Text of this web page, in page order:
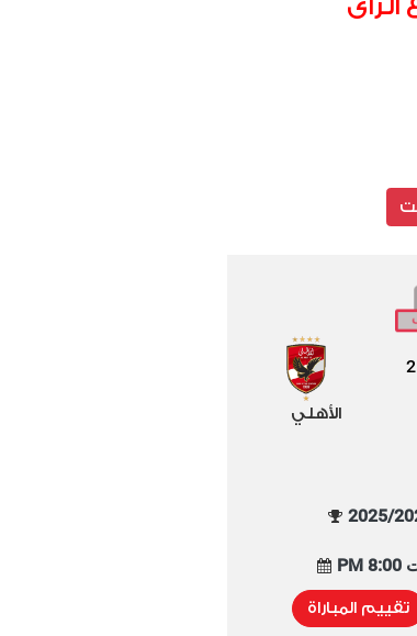
الراى
2
الأهلي
تقييم المباراة